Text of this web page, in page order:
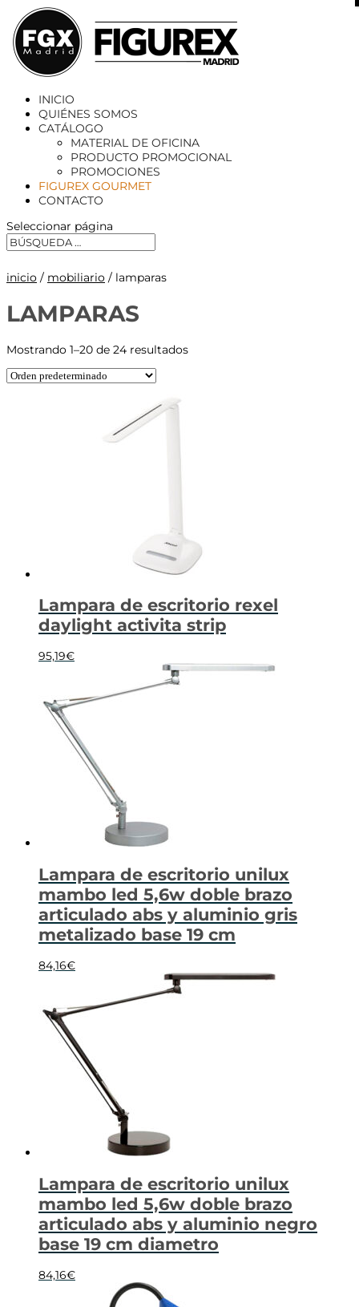
INICIO
QUIÉNES SOMOS
CATÁLOGO
MATERIAL DE OFICINA
PRODUCTO PROMOCIONAL
PROMOCIONES
FIGUREX GOURMET
CONTACTO
Seleccionar página
inicio / mobiliario / lamparas
LAMPARAS
Mostrando 1–20 de 24 resultados
Lampara de escritorio rexel
daylight activita strip
95,19€
Lampara de escritorio unilux
mambo led 5,6w doble brazo
articulado abs y aluminio gris
metalizado base 19 cm
84,16€
Lampara de escritorio unilux
mambo led 5,6w doble brazo
articulado abs y aluminio negro
base 19 cm diametro
84,16€